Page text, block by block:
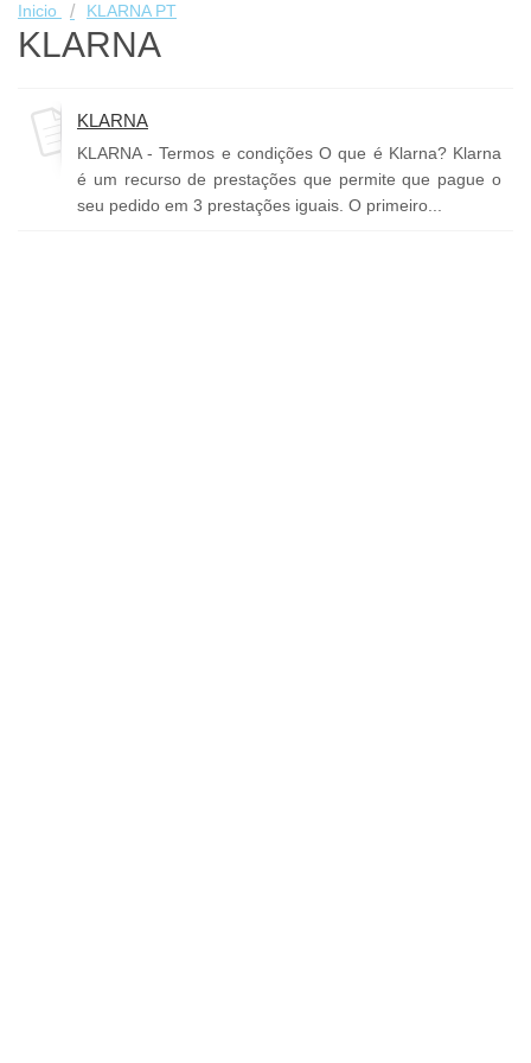
Inicio KLARNA PT
KLARNA
KLARNA
KLARNA - Termos e condições O que é Klarna? Klarna
é um recurso de prestações que permite que pague o
seu pedido em 3 prestações iguais. O primeiro...